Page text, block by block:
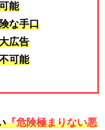
能
な手口
広告
可能
『危険極まりない悪